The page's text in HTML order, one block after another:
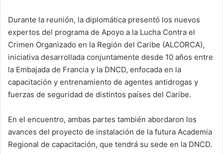
Durante la reunión, la diplomática presentó los nuevos
expertos del programa de Apoyo a la Lucha Contra el
Crimen Organizado en la Región del Caribe (ALCORCA),
iniciativa desarrollada conjuntamente desde 10 años entre
la Embajada de Francia y la DNCD, enfocada en la
capacitación y entrenamiento de agentes antidrogas y
fuerzas de seguridad de distintos países del Caribe.
En el encuentro, ambas partes también abordaron los
avances del proyecto de instalación de la futura Academia
Regional de capacitación, que tendrá su sede en la DNCD.